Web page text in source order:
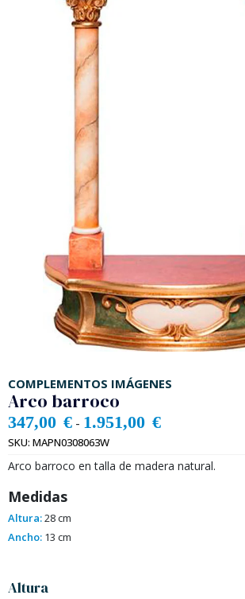
COMPLEMENTOS IMÁGENES
Arco barroco
347,00 € - 1.951,00 €
SKU: MAPN0308063W
Arco barroco en talla de madera natural.
Medidas
Altura:28 cm
Ancho: 13 cm
Altura